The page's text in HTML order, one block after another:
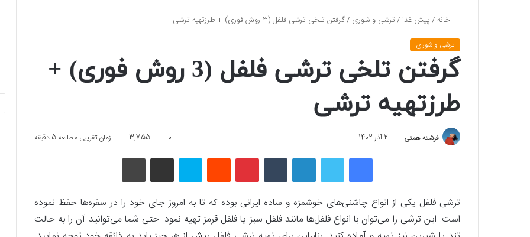
خانه /پیش غذا /ترشی و شوری /گرفتن تلخی ترشی فلفل (3 روش فوری) + طرزتهیه ترشی
ترشی و شوری
گرفتن تلخی ترشی فلفل (3 روش فوری) +
طرزتهیه ترشی
فرشته همتی 2 آذر 1402 0
3,755 زمان تقریبی مطالعه 5 دقیقه
فیسبوک لینکداین پینتریست اسکایپ
ترشی فلفل یکی از انواع چاشنی‌های خوشمزه و ساده ایرانی بوده که تا به امروز جای خود را در سفره‌ها حفظ نموده
است. این ترشی را می‌توان با انواع فلفل‌ها مانند فلفل سبز یا فلفل قرمز تهیه نمود. حتی شما می‌توانید آن را به حالت